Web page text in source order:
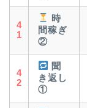
4
1
時
間稼ぎ
②
4
2
聞
き返し
①